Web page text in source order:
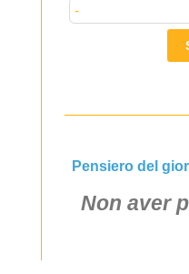
Pensiero del
Non aver